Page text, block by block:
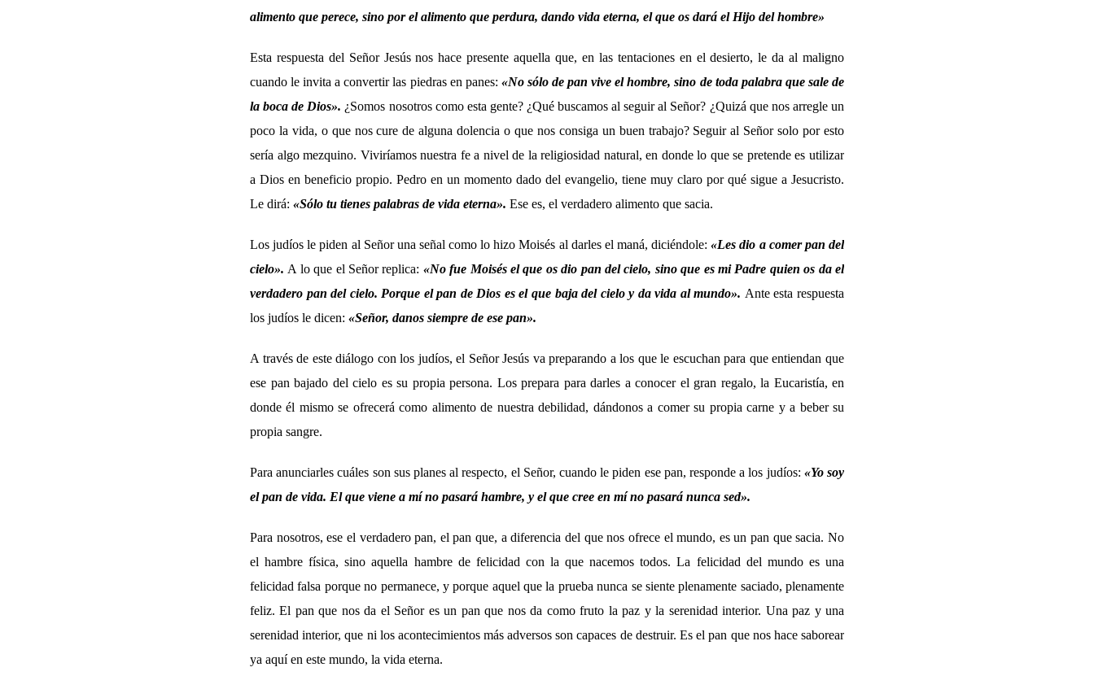
alimento que perece, sino por el alimento que perdura, dando vida eterna, el que os dará el Hijo del hombre»
Esta respuesta del Señor Jesús nos hace presente aquella que, en las tentaciones en el desierto, le da al maligno
cuando le invita a convertir las piedras en panes: «No sólo de pan vive el hombre, sino de toda palabra que sale de
la boca de Dios». ¿Somos nosotros como esta gente? ¿Qué buscamos al seguir al Señor? ¿Quizá que nos arregle un
poco la vida, o que nos cure de alguna dolencia o que nos consiga un buen trabajo? Seguir al Señor solo por esto
sería algo mezquino. Viviríamos nuestra fe a nivel de la religiosidad natural, en donde lo que se pretende es utilizar
a Dios en beneficio propio. Pedro en un momento dado del evangelio, tiene muy claro por qué sigue a Jesucristo.
Le dirá: «Sólo tu tienes palabras de vida eterna». Ese es, el verdadero alimento que sacia.
Los judíos le piden al Señor una señal como lo hizo Moisés al darles el maná, diciéndole:«Les dio a comer pan del
cielo». A lo que el Señor replica: «No fue Moisés el que os dio pan del cielo, sino que es mi Padre quien os da el
verdadero pan del cielo. Porque el pan de Dios es el que baja del cielo y da vida al mundo». Ante esta respuesta
los judíos le dicen: «Señor, danos siempre de ese pan».
A través de este diálogo con los judíos, el Señor Jesús va preparando a los que le escuchan para que entiendan que
ese pan bajado del cielo es su propia persona. Los prepara para darles a conocer el gran regalo, la Eucaristía, en
donde él mismo se ofrecerá como alimento de nuestra debilidad, dándonos a comer su propia carne y a beber su
propia sangre.
Para anunciarles cuáles son sus planes al respecto, el Señor, cuando le piden ese pan, responde a los judíos: «Yo soy
el pan de vida. El que viene a mí no pasará hambre, y el que cree en mí no pasará nunca sed».
Para nosotros, ese el verdadero pan, el pan que, a diferencia del que nos ofrece el mundo, es un pan que sacia. No
el hambre física, sino aquella hambre de felicidad con la que nacemos todos. La felicidad del mundo es una
felicidad falsa porque no permanece, y porque aquel que la prueba nunca se siente plenamente saciado, plenamente
feliz. El pan que nos da el Señor es un pan que nos da como fruto la paz y la serenidad interior. Una paz y una
serenidad interior, que ni los acontecimientos más adversos son capaces de destruir. Es el pan que nos hace saborear
ya aquí en este mundo, la vida eterna.